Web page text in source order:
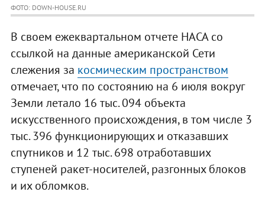
ФОТО: DOWN-HOUSE.RU
В своем ежеквартальном отчете НАСА со
ссылкой на данные американской Сети
слежения за космическим пространством
отмечает, что по состоянию на 6 июля вокруг
Земли летало 16 тыс. 094 объекта
искусственного происхождения, в том числе 3
тыс. 396 функционирующих и отказавших
спутников и 12 тыс. 698 отработавших
ступеней ракет-носителей, разгонных блоков
и их обломков.